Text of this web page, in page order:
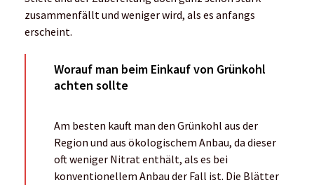
zusammenfällt und weniger wird, als es anfangs
erscheint.
Worauf man beim Einkauf von Grünkohl
achten sollte
Am besten kauft man den Grünkohl aus der
Region und aus ökologischem Anbau, da dieser
oft weniger Nitrat enthält, als es bei
konventionellem Anbau der Fall ist. Die Blätter